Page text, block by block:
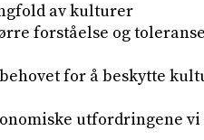
av kulturer
forståelse og toleranse
for å beskytte
utfordringene vi